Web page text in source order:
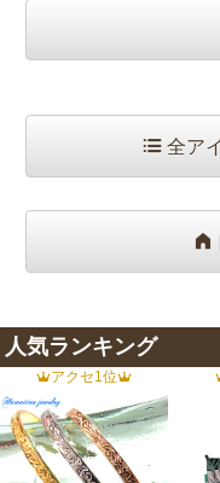
全ア
人気ランキング
アクセ1位